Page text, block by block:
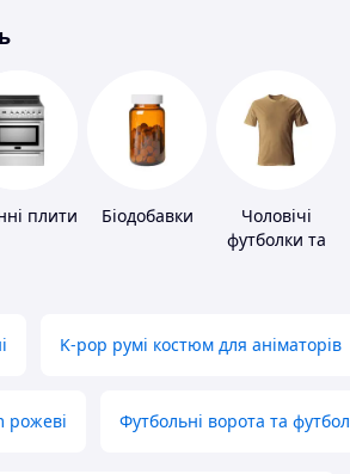
плити Біодобавки
Чоловічі
футболки та
K-pop румі костюм для аніматорів
рожеві Футбольні ворота та